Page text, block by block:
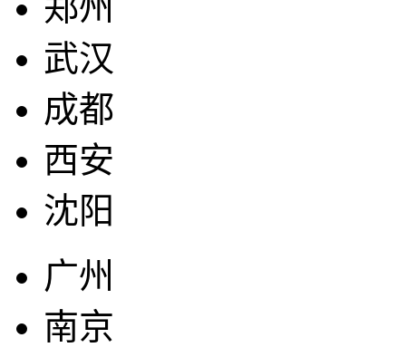
武汉
成都
西安
沈阳
广州
南京